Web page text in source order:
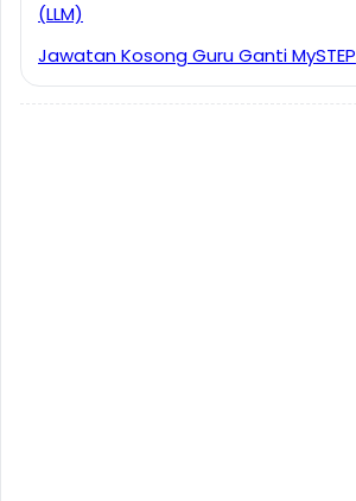
(LLM)
Jawatan Kosong Guru Ganti MySTEP